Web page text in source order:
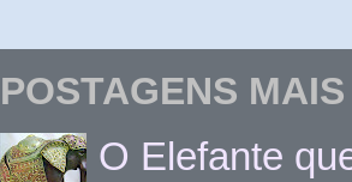
POSTAGENS
O Elefante